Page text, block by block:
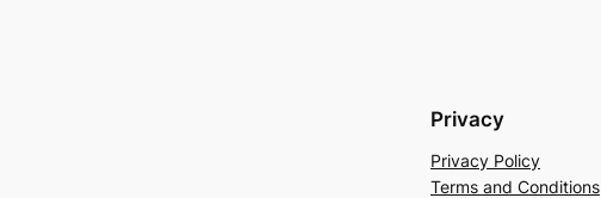
Privacy
Privacy Policy
Terms and Conditions